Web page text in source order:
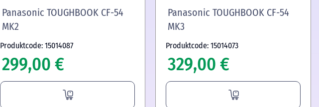
Panasonic TOUGHBOOK CF-54
MK2
Produktcode: 15014087
299,00 €
Panasonic TOUGHBOOK CF-54
MK3
Produktcode: 15014073
329,00 €